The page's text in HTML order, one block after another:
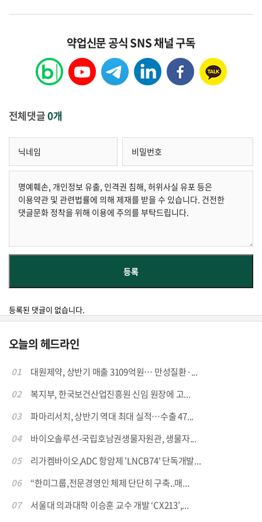
약업신문 공식 SNS 채널 구독
전체댓글0개
등록된 댓글이 없습니다.
오늘의 헤드라인
01
대원제약, 상반기 매출 3109억원… 만성질환·...
02
복지부, 한국보건산업진흥원 신임 원장에 고...
03
파마리서치, 상반기 역대 최대 실적…수출 47...
04
바이오솔루션-국립호남권생물자원관, 생물자...
05
리가켐바이오,ADC 항암제 'LNCB74' 단독개발...
06
“한미그룹,전문경영인 체제 단단히 구축..매...
07
서울대 의과대학 이승훈 교수 개발 ‘CX213’,...